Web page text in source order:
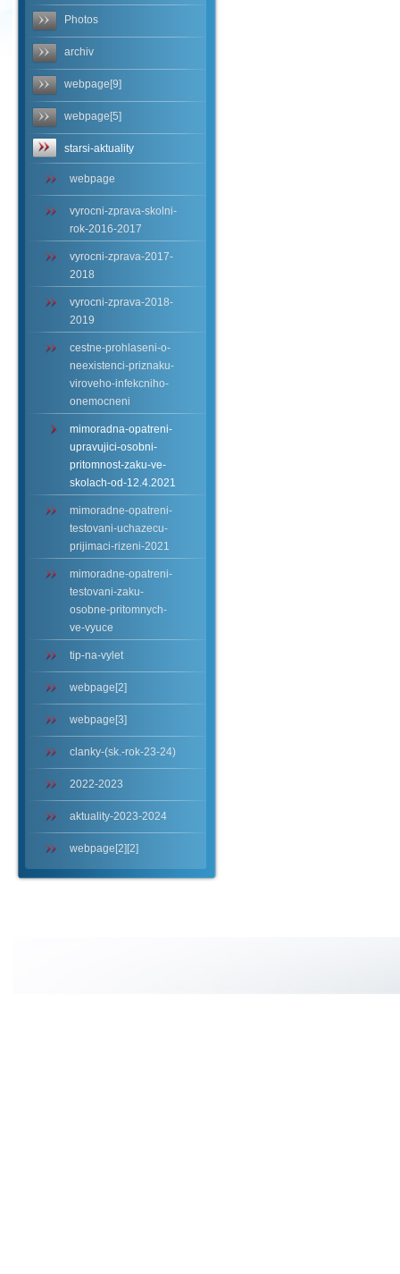
Photos
archiv
webpage[9]
webpage[5]
starsi-aktuality
webpage
vyrocni-zprava-skolni-
rok-2016-2017
vyrocni-zprava-2017-
2018
vyrocni-zprava-2018-
2019
cestne-prohlaseni-o-
neexistenci-priznaku-
viroveho-infekcniho-
onemocneni
mimoradna-opatreni-
upravujici-osobni-
pritomnost-zaku-ve-
skolach-od-12.4.2021
mimoradne-opatreni-
testovani-uchazecu-
prijimaci-rizeni-2021
mimoradne-opatreni-
testovani-zaku-
osobne-pritomnych-
ve-vyuce
tip-na-vylet
webpage[2]
webpage[3]
clanky-(sk.-rok-23-24)
2022-2023
aktuality-2023-2024
webpage[2][2]